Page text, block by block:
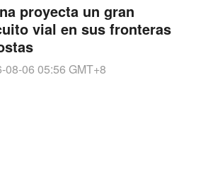
proyecta un gran
vial en sus fronteras
08-06 05:56 GMT+8